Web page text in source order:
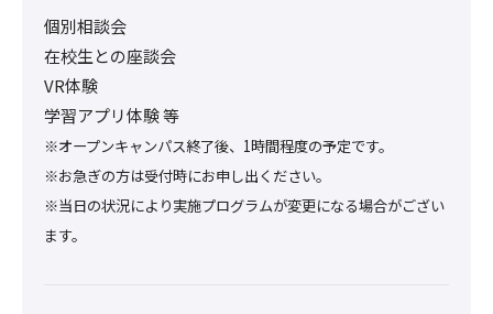
個別相談会
在校生との座談会
VR体験
学習アプリ体験 等
※オープンキャンパス終了後、1時間程度の予定です。
※お急ぎの方は受付時にお申し出ください。
※当日の状況により実施プログラムが変更になる場合がござい
ます。